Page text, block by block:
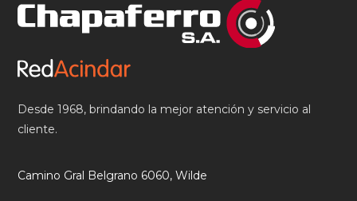
Desde 1968, brindando la mejor atención y servicio al
cliente.
Camino Gral Belgrano 6060, Wilde